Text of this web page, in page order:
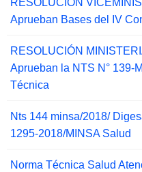
RESOLUCIÓN
Aprueban Bases del IV
RESOLUCIÓN
Aprueban la NTS N° 139-
Técnica
Nts 144 minsa/2018/
1295-2018/MINSA Salud
Norma Técnica Salud